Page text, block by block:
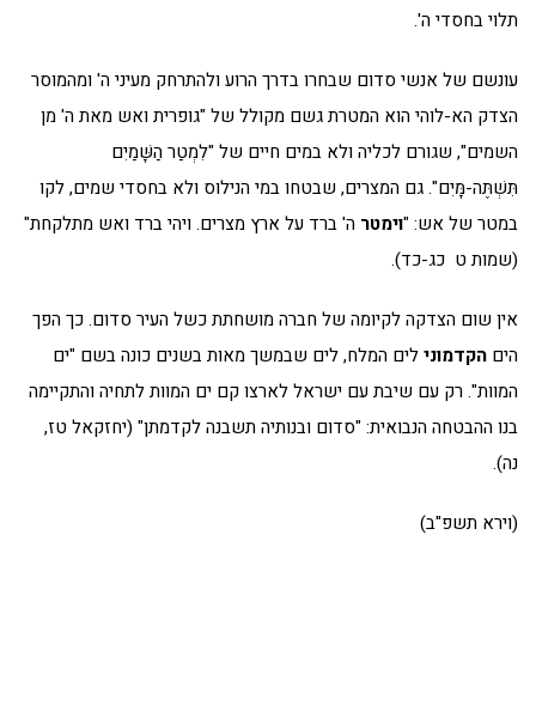
תלוי בחסדי ה'.
עונשם של אנשי סדום שבחרו בדרך הרוע ולהתרחק מעיני ה' ומהמוסר
הצדק הא-לוהי הוא המטרת גשם מקולל של "גופרית ואש מאת ה' מן
השמים", שגורם לכליה ולא במים חיים של "לִמְטַר הַשָּׁמַיִם
תִּשְׁתֶּה-מָּיִם". גם המצרים, שבטחו במי הנילוס ולא בחסדי שמים, לקו
במטר של אש: "וימטר ה' ברד על ארץ מצרים. ויהי ברד ואש מתלקחת"
(שמות ט כג-כד).
אין שום הצדקה לקיומה של חברה מושחתת כשל העיר סדום. כך הפך
הים הקדמונילים המלח, לים שבמשך מאות בשנים כונה בשם "ים
המוות". רק עם שיבת עם ישראל לארצו קם ים המוות לתחיה והתקיימה
בנו ההבטחה הנבואית: "סדום ובנותיה תשבנה לקדמתן" (יחזקאל טז,
נה).
(וירא תשפ"ב)